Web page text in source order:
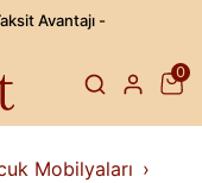
Avantajı -
0
Mobilyaları